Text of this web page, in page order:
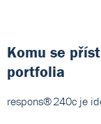
Komu se
portfolia
respons® 240c je